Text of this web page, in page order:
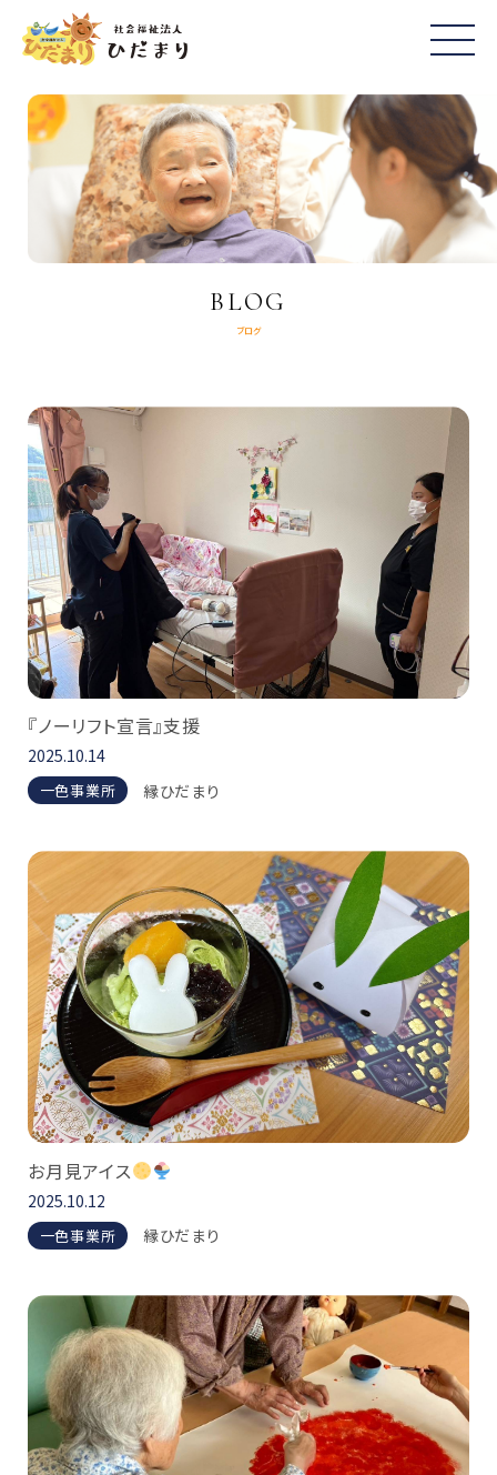
BLOG
ブログ
『ノーリフト宣言』支援
2025.10.14
一色事業所 縁ひだまり
お月見アイス
2025.10.12
一色事業所 縁ひだまり